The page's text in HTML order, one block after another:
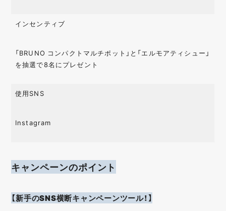
インセンティブ
「BRUNO コンパクトマルチポット」と「エルモアティシュー」
を抽選で8名にプレゼント
使用SNS
Instagram
キャンペーンのポイント
【新手のSNS横断キャンペーンツール！】